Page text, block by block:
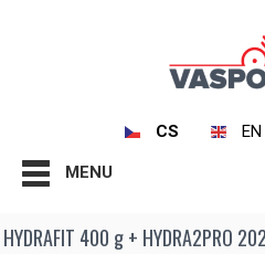
CS EN
MENU
HYDRAFIT 400 g + HYDRA2PRO